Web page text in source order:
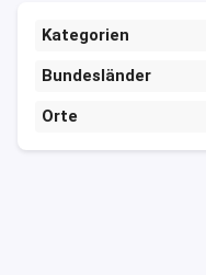
Kategorien
Bundesländer
Orte